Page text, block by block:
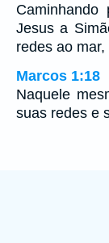
Jesus a
redes ao
Marcos 1:18
Naquele
suas redes e